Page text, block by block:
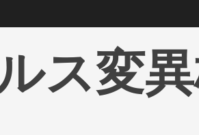
ス変